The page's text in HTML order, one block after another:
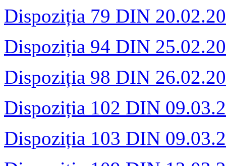
Dispoziția 79 DIN
Dispoziția 94 DIN
Dispoziția 98 DIN
Dispoziția 102 DIN
Dispoziția 103 DIN